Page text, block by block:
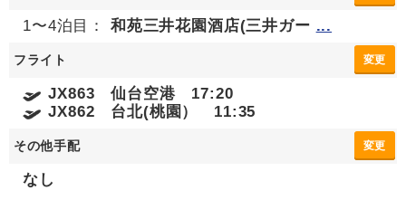
1〜4泊目： 和苑三井花園酒店(三井ガー ...
フライト 変更
JX863 仙台空港 17:20
JX862 台北(桃園） 11:35
その他手配 変更
なし